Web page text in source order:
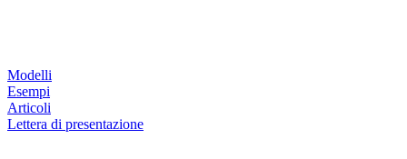
Modelli
Esempi
Articoli
Lettera di presentazione